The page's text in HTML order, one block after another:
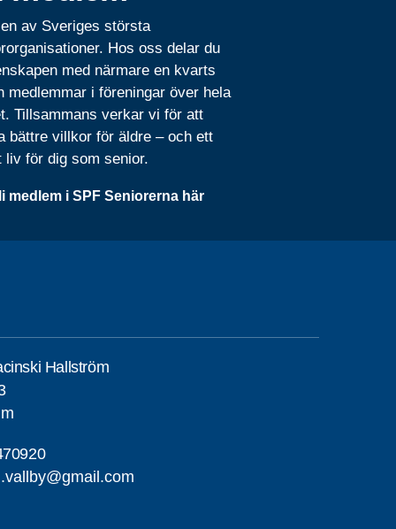
av Sveriges största
Hos oss delar du
med närmare en kvarts
medlemmar i föreningar över hela
Tillsammans verkar vi för att
bättre villkor för äldre – och ett
liv för dig som senior.
medlem i SPF Seniorerna här
Hallström